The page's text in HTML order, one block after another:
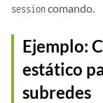
sessioncomando.
Ejemplo:
estático
subredes